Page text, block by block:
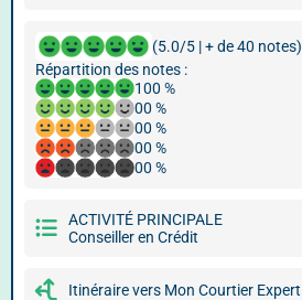
(5.0/5 | + de 40 notes)
Répartition des notes :
100 %
00 %
00 %
00 %
00 %
ACTIVITÉ PRINCIPALE
Conseiller en Crédit
Itinéraire vers Mon Courtier Expert